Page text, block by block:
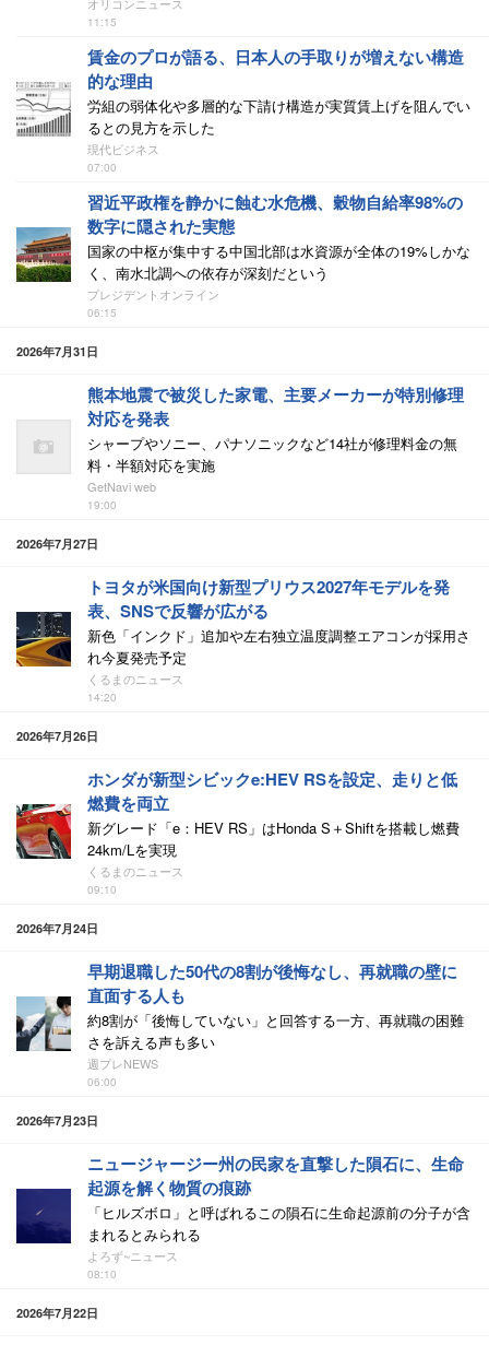
11:15
賃金のプロが語る、日本人の手取りが増えない構造
的な理由
労組の弱体化や多層的な下請け構造が実質賃上げを阻んでい
るとの見方を示した
現代ビジネス
07:00
習近平政権を静かに蝕む水危機、穀物自給率98%の
数字に隠された実態
国家の中枢が集中する中国北部は水資源が全体の19%しかな
く、南水北調への依存が深刻だという
プレジデントオンライン
06:15
2026年7月31日
熊本地震で被災した家電、主要メーカーが特別修理
対応を発表
シャープやソニー、パナソニックなど14社が修理料金の無
料・半額対応を実施
GetNavi web
19:00
2026年7月27日
トヨタが米国向け新型プリウス2027年モデルを発
表、SNSで反響が広がる
新色「インクド」追加や左右独立温度調整エアコンが採用さ
れ今夏発売予定
くるまのニュース
14:20
2026年7月26日
ホンダが新型シビックe:HEV RSを設定、走りと低
燃費を両立
新グレード「e：HEV RS」はHonda S＋Shiftを搭載し燃費
24km/Lを実現
くるまのニュース
09:10
2026年7月24日
早期退職した50代の8割が後悔なし、再就職の壁に
直面する人も
約8割が「後悔していない」と回答する一方、再就職の困難
さを訴える声も多い
週プレNEWS
06:00
2026年7月23日
ニュージャージー州の民家を直撃した隕石に、生命
起源を解く物質の痕跡
「ヒルズボロ」と呼ばれるこの隕石に生命起源前の分子が含
まれるとみられる
よろず~ニュース
08:10
2026年7月22日